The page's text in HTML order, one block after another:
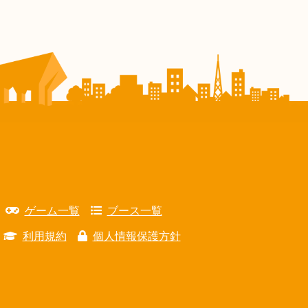
ゲーム一覧 ブース一覧
利用規約 個人情報保護方針